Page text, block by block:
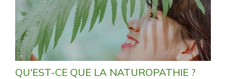
QU'EST-CE QUE LA NATUROPATHIE ?